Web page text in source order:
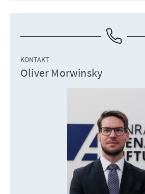
KONTAKT
Oliver Morwinsky